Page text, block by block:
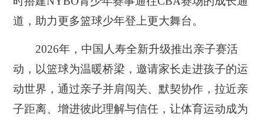
道，助力更多篮球少年登上更大舞台。
2026年，中国人寿全新升级推出亲子赛活
动，以篮球为温暖桥梁，邀请家长走进孩子的运
动世界，通过亲子并肩闯关、默契协作，拉近亲
子距离、增进彼此理解与信任，让体育运动成为